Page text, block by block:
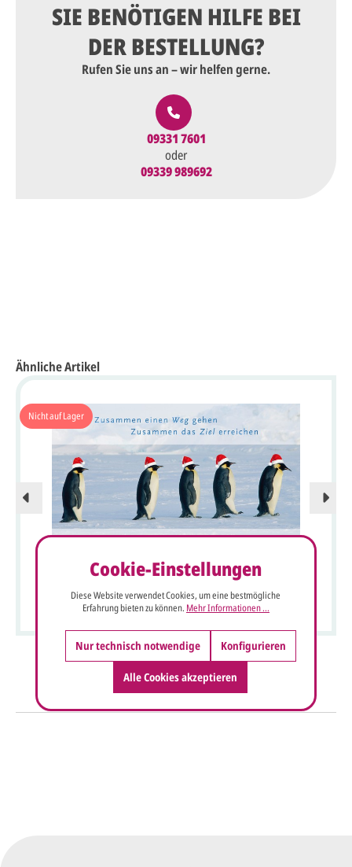
SIE BENÖTIGEN HILFE BEI
DER BESTELLUNG?
Rufen Sie uns an – wir helfen gerne.
09331 7601
oder
09339 989692
Ähnliche Artikel
Nicht auf Lager
Weihnachtskarte "Pinguine" geschäftlich mit gutem Zweck
zugunsten Deutsche Kinderkrebsstiftung
Cookie-Einstellungen
Diese Website verwendet Cookies, um eine bestmögliche
Erfahrung bieten zu können. Mehr Informationen ...
Nur technisch notwendige Konfigurieren
Alle Cookies akzeptieren